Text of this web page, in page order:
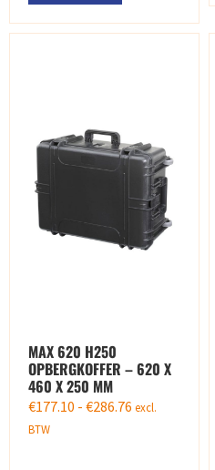
MAX 620 H250
OPBERGKOFFER – 620 X
460 X 250 MM
€177.10 - €286.76 excl.
BTW